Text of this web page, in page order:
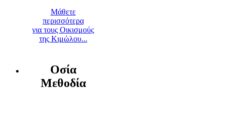
Μάθετε
περισσότερα
για τους Οικισμούς
της Κιμώλου...
Οσία
Μεθοδία